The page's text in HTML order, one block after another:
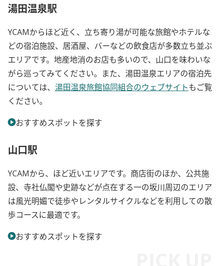
湯田温泉駅
YCAMからほど近く、立ち寄り湯が可能な旅館やホテルな
どの宿泊施設、居酒屋、バーなどの飲食店が多数立ち並ぶ
エリアです。地産地消のお店も多いので、山口を味わいな
がら巡ってみてください。また、湯田温泉エリアの宿泊先
については、 湯田温泉旅館協同組合のウェブサイトもご覧
ください。
おすすめスポットを探す
山口駅
YCAMから、ほど近いエリアです。商店街のほか、公共施
設、寺社仏閣や史跡などが点在する一の坂川周辺のエリア
は風光明媚で徒歩やレンタルサイクルなどを利用しての散
歩コースに最適です。
おすすめスポットを探す